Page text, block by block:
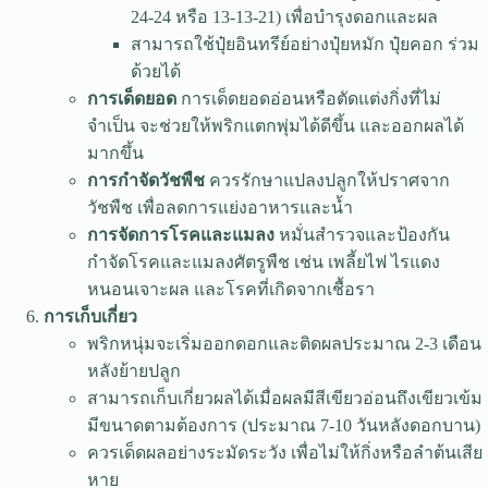
24-24 หรือ 13-13-21) เพื่อบำรุงดอกและผล
สามารถใช้ปุ๋ยอินทรีย์อย่างปุ๋ยหมัก ปุ๋ยคอก ร่วม
ด้วยได้
การเด็ดยอด การเด็ดยอดอ่อนหรือตัดแต่งกิ่งที่ไม่
จำเป็น จะช่วยให้พริกแตกพุ่มได้ดีขึ้น และออกผลได้
มากขึ้น
การกำจัดวัชพืช ควรรักษาแปลงปลูกให้ปราศจาก
วัชพืช เพื่อลดการแย่งอาหารและน้ำ
การจัดการโรคและแมลง หมั่นสำรวจและป้องกัน
กำจัดโรคและแมลงศัตรูพืช เช่น เพลี้ยไฟ ไรแดง
หนอนเจาะผล และโรคที่เกิดจากเชื้อรา
การเก็บเกี่ยว
พริกหนุ่มจะเริ่มออกดอกและติดผลประมาณ 2-3 เดือน
หลังย้ายปลูก
สามารถเก็บเกี่ยวผลได้เมื่อผลมีสีเขียวอ่อนถึงเขียวเข้ม
มีขนาดตามต้องการ (ประมาณ 7-10 วันหลังดอกบาน)
ควรเด็ดผลอย่างระมัดระวัง เพื่อไม่ให้กิ่งหรือลำต้นเสีย
หาย